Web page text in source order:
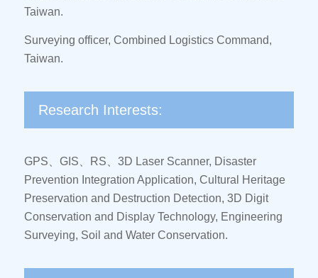
Taiwan.
Surveying officer, Combined Logistics Command,
Taiwan.
Research Interests:
GPS、GIS、RS、3D Laser Scanner, Disaster
Prevention Integration Application, Cultural Heritage
Preservation and Destruction Detection, 3D Digit
Conservation and Display Technology, Engineering
Surveying, Soil and Water Conservation.